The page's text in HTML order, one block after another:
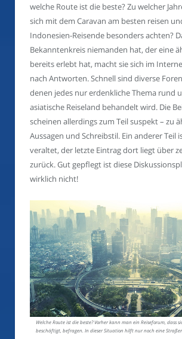
welche Route ist die beste? Zu welcher
sich mit dem Caravan am besten reisen
Indonesien-Reisende besonders achten?
Bekanntenkreis niemanden hat, der eine
bereits erlebt hat, macht sie sich im
nach Antworten. Schnell sind diverse
denen jedes nur erdenkliche Thema rund
asiatische Reiseland behandelt wird. Die
scheinen allerdings zum Teil suspekt – zu
Aussagen und Schreibstil. Ein anderer Teil
veraltet, der letzte Eintrag dort liegt über
zurück. Gut gepflegt ist diese
wirklich nicht!
Welche Route ist die beste? Vorher kann man ein Reiseforum, dass
beschäftigt, befragen. In dieser Situation hilft nur noch eine